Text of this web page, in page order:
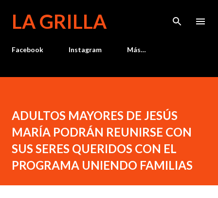
LA GRILLA
Facebook Instagram Más…
ADULTOS MAYORES DE JESÚS
MARÍA PODRÁN REUNIRSE CON
SUS SERES QUERIDOS CON EL
PROGRAMA UNIENDO FAMILIAS